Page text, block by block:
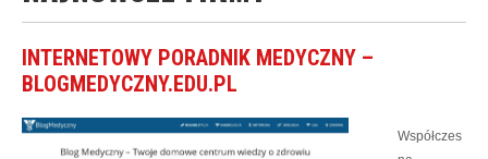
INTERNETOWY PORADNIK MEDYCZNY –
BLOGMEDYCZNY.EDU.PL
Współczes